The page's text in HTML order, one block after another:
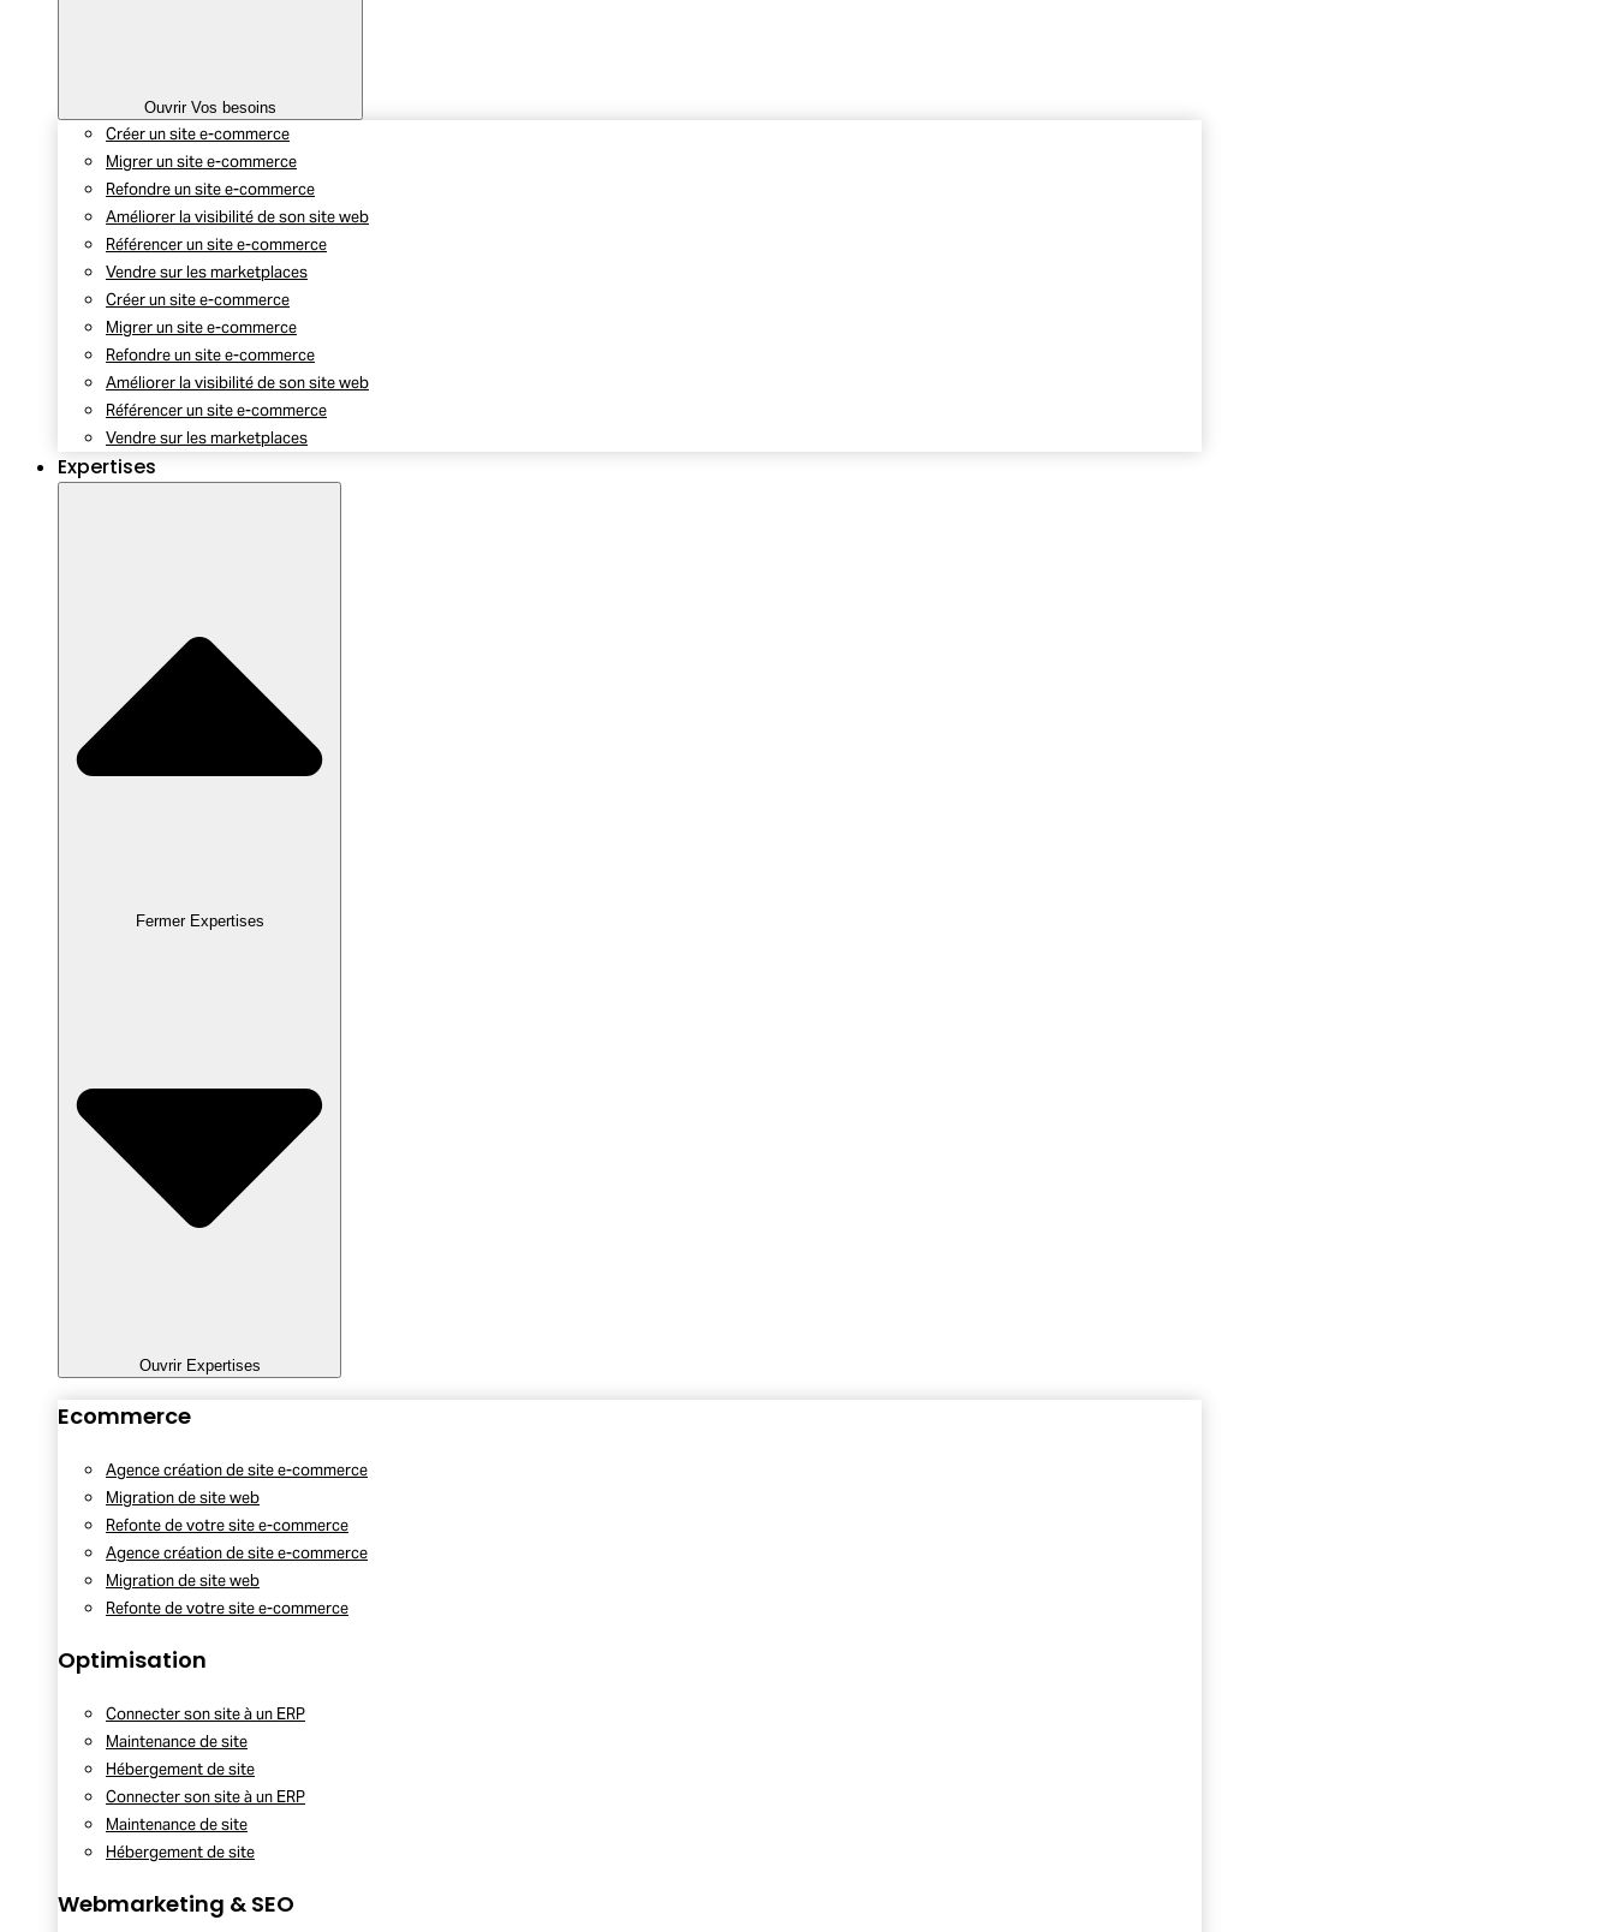
Ouvrir Vos besoins
Créer un site e-commerce
Migrer un site e-commerce
Refondre un site e-commerce
Améliorer la visibilité de son site web
Référencer un site e-commerce
Vendre sur les marketplaces
Créer un site e-commerce
Migrer un site e-commerce
Refondre un site e-commerce
Améliorer la visibilité de son site web
Référencer un site e-commerce
Vendre sur les marketplaces
Expertises
Fermer Expertises
Ouvrir Expertises
Ecommerce
Agence création de site e-commerce
Migration de site web
Refonte de votre site e-commerce
Agence création de site e-commerce
Migration de site web
Refonte de votre site e-commerce
Optimisation
Connecter son site à un ERP
Maintenance de site
Hébergement de site
Connecter son site à un ERP
Maintenance de site
Hébergement de site
Webmarketing & SEO